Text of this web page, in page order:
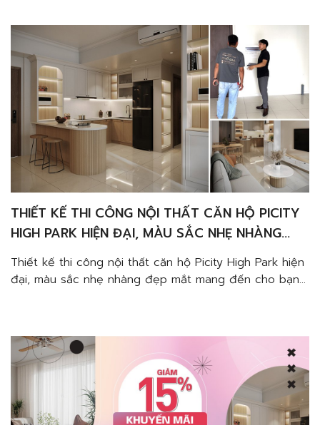
THIẾT KẾ THI CÔNG NỘI THẤT CĂN HỘ PICITY
HIGH PARK HIỆN ĐẠI, MÀU SẮC NHẸ NHÀNG
ĐẸP MẮT
Thiết kế thi công nội thất căn hộ Picity High Park hiện
đại, màu sắc nhẹ nhàng đẹp mắt mang đến cho bạn